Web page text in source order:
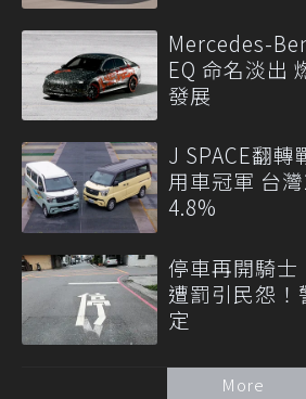
Mercedes-
EQ 命名淡出
發展
J SPACE翻
用車冠軍 台
4.8%
停車再開騎士
遭罰引民怨！
定
More